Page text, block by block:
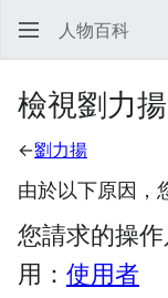
人物百科
檢視劉力
←劉力揚
由於以下原因，
您請求的操
用： 使用者